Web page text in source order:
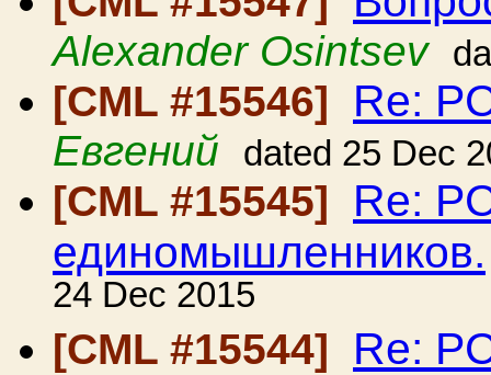
Alexander Osintsev
[CML #15546] Re:
Евгений dated 25 Dec
[CML #15545] Re:
единомышленников.
24 Dec 2015
[CML #15544]
Re: